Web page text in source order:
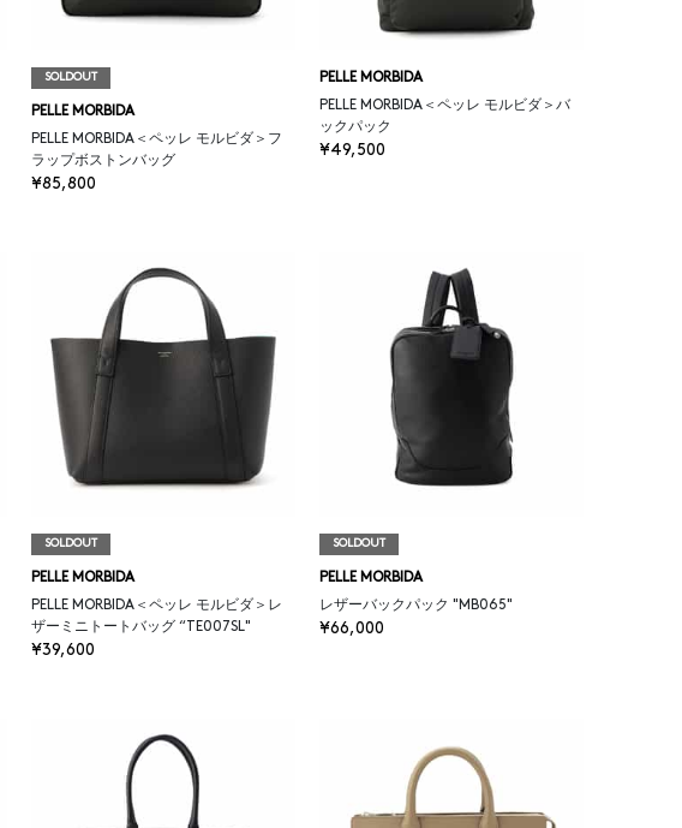
SOLDOUT
PELLE MORBIDA
PELLE MORBIDA＜ペッレ モルビダ＞フ
ラップボストンバッグ
¥85,800
PELLE MORBIDA
PELLE MORBIDA＜ペッレ モルビダ＞バ
ックパック
¥49,500
SOLDOUT
PELLE MORBIDA
PELLE MORBIDA＜ペッレ モルビダ＞レ
ザーミニトートバッグ “TE007SL"
¥39,600
SOLDOUT
PELLE MORBIDA
レザーバックパック "MB065"
¥66,000